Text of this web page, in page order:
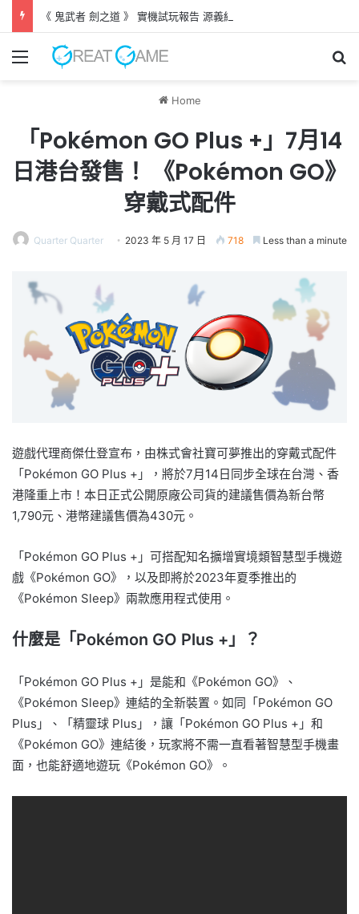
《 鬼武者 劍之道 》 實機試玩報告 源義經將是事件的起源！？
Menu
Home
「Pokémon GO Plus +」7月14
日港台發售！ 《Pokémon GO》
穿戴式配件
Quarter Quarter 2023 年 5 月 17 日 718 Less than a minute
遊戲代理商傑仕登宣布，由株式會社寶可夢推出的穿戴式配件
「Pokémon GO Plus +」，將於7月14日同步全球在台灣、香
港隆重上市！本日正式公開原廠公司貨的建議售價為新台幣
1,790元、港幣建議售價為430元。
「Pokémon GO Plus +」可搭配知名擴增實境類智慧型手機遊
戲《Pokémon GO》，以及即將於2023年夏季推出的
《Pokémon Sleep》兩款應用程式使用。
什麼是「Pokémon GO Plus +」？
「Pokémon GO Plus +」是能和《Pokémon GO》、
《Pokémon Sleep》連結的全新裝置。如同「Pokémon GO
Plus」、「精靈球 Plus」，讓「Pokémon GO Plus +」和
《Pokémon GO》連結後，玩家將不需一直看著智慧型手機畫
面，也能舒適地遊玩《Pokémon GO》。